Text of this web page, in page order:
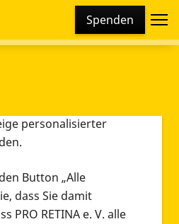
Spenden
Cookies und
beinhaltet Cookies und
personalisierter
Button „Alle
dass Sie damit
PRO RETINA e. V. alle